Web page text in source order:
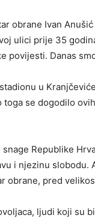
obrane Ivan
ulici prije 35
povijesti. Danas
u
se dogodilo
Republike
i njezinu slobodu.
obrane, pred
ljudi koji su